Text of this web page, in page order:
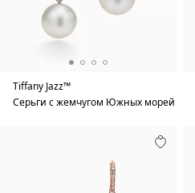
Tiffany Jazz™
Серьги с жемчугом Южных морей